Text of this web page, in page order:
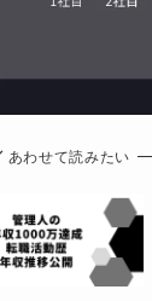
あわせて読みたい